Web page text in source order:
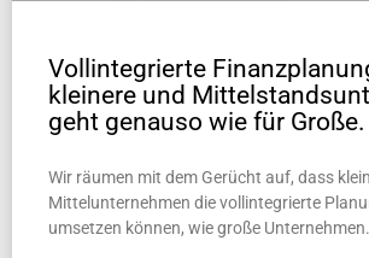
Vollintegrierte
kleinere und
geht genauso wie für Große.
Wir räumen mit dem Gerücht auf, dass
Mittelunternehmen die vollintegrierte
umsetzen können, wie große Unternehmen.